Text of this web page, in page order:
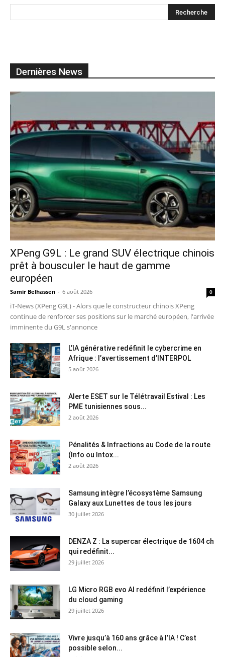
Dernières News
XPeng G9L : Le grand SUV électrique chinois
prêt à bousculer le haut de gamme
européen
Samir Belhassen - 6 août 2026 0
iT-News (XPeng G9L) - Alors que le constructeur chinois XPeng
continue de renforcer ses positions sur le marché européen, l'arrivée
imminente du G9L s'annonce
L’IA générative redéfinit le cybercrime en
Afrique : l’avertissement d’INTERPOL
5 août 2026
Alerte ESET sur le Télétravail Estival : Les
PME tunisiennes sous...
2 août 2026
Pénalités & Infractions au Code de la route
(Info ou Intox...
2 août 2026
Samsung intègre l’écosystème Samsung
Galaxy aux Lunettes de tous les jours
30 juillet 2026
DENZA Z : La supercar électrique de 1604 ch
qui redéfinit...
29 juillet 2026
LG Micro RGB evo AI redéfinit l’expérience
du cloud gaming
29 juillet 2026
Vivre jusqu’à 160 ans grâce à l’IA ! C’est
possible selon...